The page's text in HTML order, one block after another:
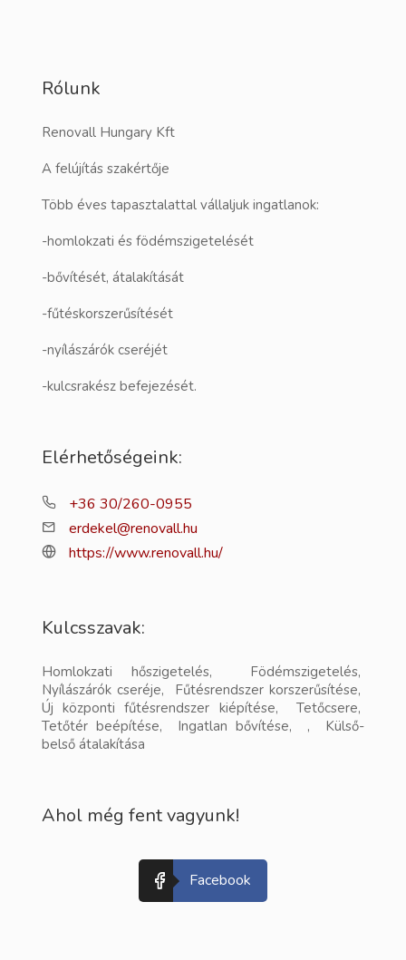
Rólunk
Renovall Hungary Kft
A felújítás szakértője
Több éves tapasztalattal vállaljuk ingatlanok:
-homlokzati és födémszigetelését
-bővítését, átalakítását
-fűtéskorszerűsítését
-nyílászárók cseréjét
-kulcsrakész befejezését.
Elérhetőségeink:
+36 30/260-0955
erdekel@renovall.hu
https://www.renovall.hu/
Kulcsszavak:
Homlokzati hőszigetelés, Födémszigetelés,
Nyílászárók cseréje, Fűtésrendszer korszerűsítése,
Új központi fűtésrendszer kiépítése, Tetőcsere,
Tetőtér beépítése, Ingatlan bővítése, , Külső-
belső átalakítása
Ahol még fent vagyunk!
Facebook